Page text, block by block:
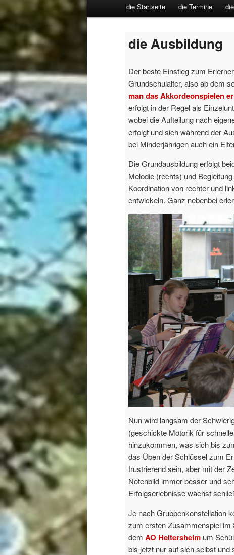
die Startseite die Termine
die Ausbildung
Der beste Einstieg zum
Grundschulalter, also ab dem
man das Akkordeonspielen
erfolgt in der Regel als
wobei die Aufteilung nach
erfolgt und sich während der
bei Minderjährigen auch ein
Die Grundausbildung erfolgt
Melodie (rechts) und
Koordination von rechter und
entwickeln. Ganz nebenbei
Nun wird langsam der
(geschickte Motorik für
hinzukommen, was sich bis
das Üben der Schlüssel zum
frustrierend sein, aber mit der
Notenbild immer besser und
Erfolgserlebnisse wächst
Je nach Gruppenkonstellation
zum ersten Zusammenspiel im
dem AO Heitersheimum
bis jetzt nur auf sich selbst